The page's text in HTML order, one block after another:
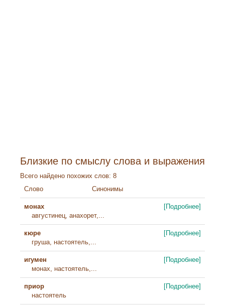
Близкие по смыслу слова и выражения
Всего найдено похожих слов: 8
Слово
Синонимы
монах
августинец, анахорет,...
[Подробнее]
кюре
груша, настоятель,...
[Подробнее]
игумен
монах, настоятель,...
[Подробнее]
приор
настоятель
[Подробнее]